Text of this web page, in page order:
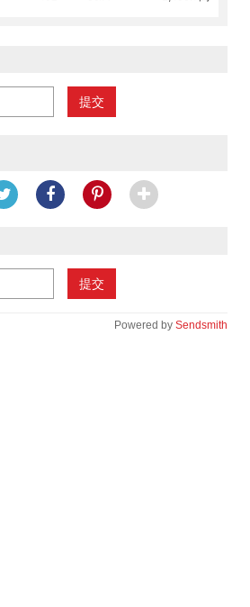
提交
提交
Powered by Sendsmith